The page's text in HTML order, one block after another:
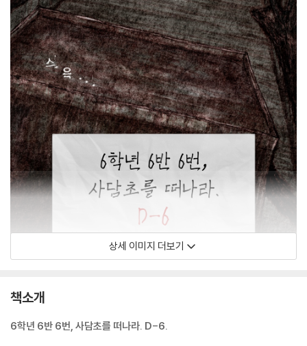
상세 이미지 더보기
책소개
6학년 6반 6번, 사담초를 떠나라. D-6.